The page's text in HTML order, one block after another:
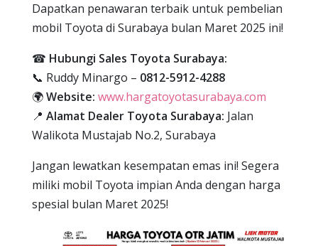
Dapatkan penawaran terbaik untuk pembelian
mobil Toyota di Surabaya bulan Maret 2025 ini!
☎ Hubungi Sales Toyota Surabaya:
📞 Ruddy Minargo – 0812-5912-4288
🌍Website: www.hargatoyotasurabaya.com
📍 Alamat Dealer Toyota Surabaya: Jalan
Walikota Mustajab No.2, Surabaya
Jangan lewatkan kesempatan emas ini! Segera
miliki mobil Toyota impian Anda dengan harga
spesial bulan Maret 2025!